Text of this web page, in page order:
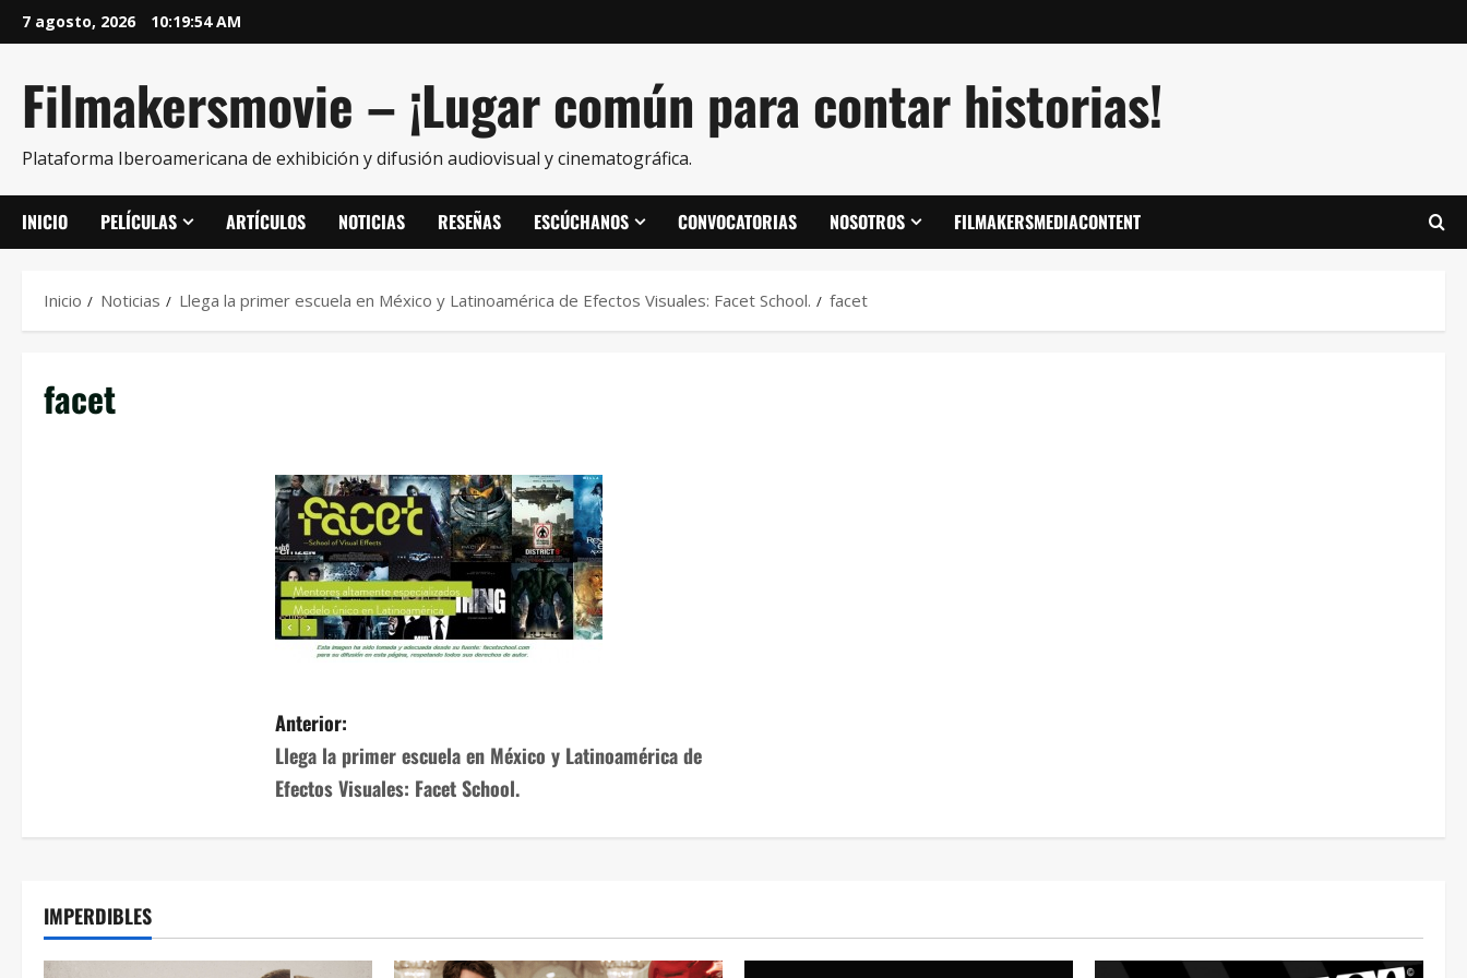
7 agosto, 2026 10:19:55 AM
Filmakersmovie – ¡Lugar común para contar historias!
Plataforma Iberoamericana de exhibición y difusión audiovisual y cinematográfica.
INICIO PELÍCULAS ARTÍCULOS NOTICIAS RESEÑAS ESCÚCHANOS CONVOCATORIAS NOSOTROS FILMAKERSMEDIACONTENT
Inicio Noticias Llega la primer escuela en México y Latinoamérica de Efectos Visuales: Facet School. facet
facet
Anterior:
Llega la primer escuela en México y Latinoamérica de
Efectos Visuales: Facet School.
IMPERDIBLES